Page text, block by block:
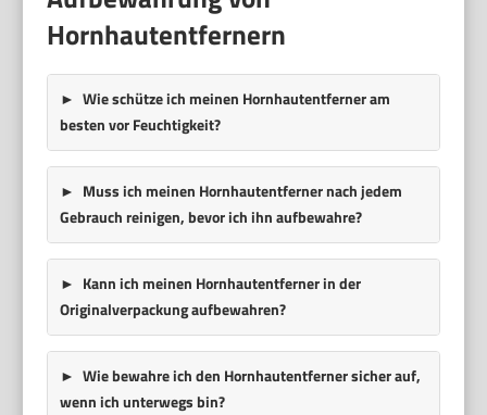
Hornhautentfernern
Wie schütze ich meinen Hornhautentferner am
besten vor Feuchtigkeit?
Muss ich meinen Hornhautentferner nach jedem
Gebrauch reinigen, bevor ich ihn aufbewahre?
Kann ich meinen Hornhautentferner in der
Originalverpackung aufbewahren?
Wie bewahre ich den Hornhautentferner sicher auf,
wenn ich unterwegs bin?